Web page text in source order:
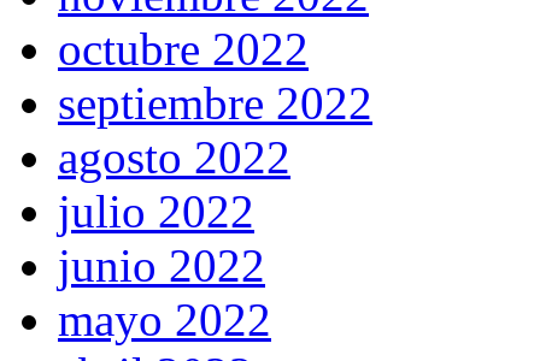
octubre 2022
septiembre 2022
agosto 2022
julio 2022
junio 2022
mayo 2022